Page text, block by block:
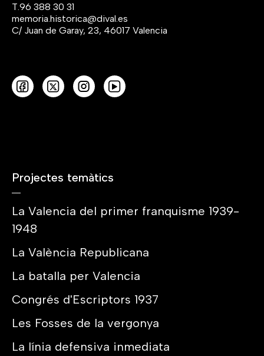
T. 96 388 30 31
memoria.historica@dival.es
C/ Juan de Garay, 23, 46017 Valencia
Projectes temàtics
La Valencia del primer franquisme 1939-
1948
La València Republicana
La batalla per Valencia
Congrés d'Escriptors 1937
Les Fosses de la vergonya
La línia defensiva inmediata